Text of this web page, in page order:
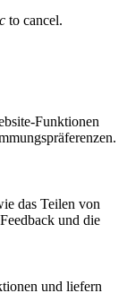
to cancel.
Funktionen
das Teilen von
und die
und liefern